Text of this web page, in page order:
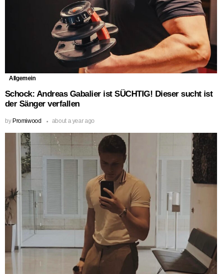
Allgemein
Schock: Andreas Gabalier ist SÜCHTIG! Dieser sucht ist
der Sänger verfallen
by Promiwood about a year ago